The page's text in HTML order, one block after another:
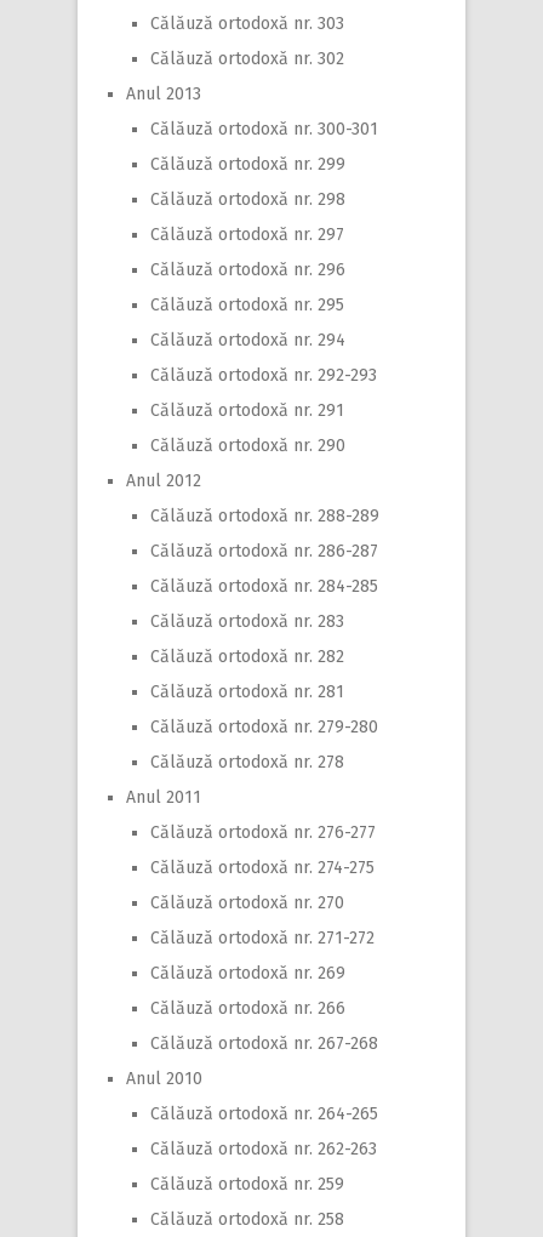
Călăuză ortodoxă nr. 303
Călăuză ortodoxă nr. 302
Anul 2013
Călăuză ortodoxă nr. 300-301
Călăuză ortodoxă nr. 299
Călăuză ortodoxă nr. 298
Călăuză ortodoxă nr. 297
Călăuză ortodoxă nr. 296
Călăuză ortodoxă nr. 295
Călăuză ortodoxă nr. 294
Călăuză ortodoxă nr. 292-293
Călăuză ortodoxă nr. 291
Călăuză ortodoxă nr. 290
Anul 2012
Călăuză ortodoxă nr. 288-289
Călăuză ortodoxă nr. 286-287
Călăuză ortodoxă nr. 284-285
Călăuză ortodoxă nr. 283
Călăuză ortodoxă nr. 282
Călăuză ortodoxă nr. 281
Călăuză ortodoxă nr. 279-280
Călăuză ortodoxă nr. 278
Anul 2011
Călăuză ortodoxă nr. 276-277
Călăuză ortodoxă nr. 274-275
Călăuză ortodoxă nr. 270
Călăuză ortodoxă nr. 271-272
Călăuză ortodoxă nr. 269
Călăuză ortodoxă nr. 266
Călăuză ortodoxă nr. 267-268
Anul 2010
Călăuză ortodoxă nr. 264-265
Călăuză ortodoxă nr. 262-263
Călăuză ortodoxă nr. 259
Călăuză ortodoxă nr. 258